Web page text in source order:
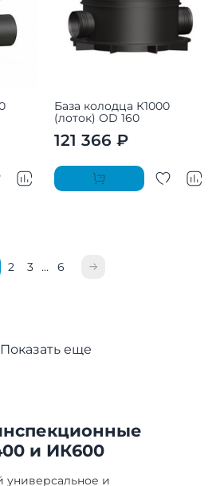
База колодца К1000
(лоток) OD 160
121 366 ₽
2 3 … 6
Показать еще
и ИК600
универсальное и